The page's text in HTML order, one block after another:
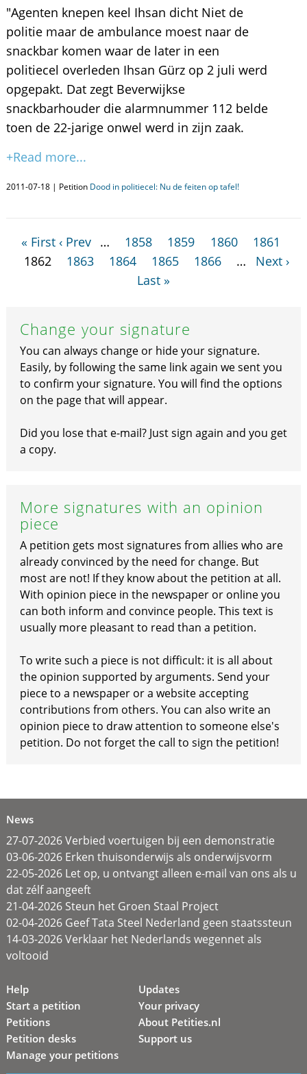
"Agenten knepen keel Ihsan dicht Niet de
politie maar de ambulance moest naar de
snackbar komen waar de later in een
politiecel overleden Ihsan Gürz op 2 juli werd
opgepakt. Dat zegt Beverwijkse
snackbarhouder die alarmnummer 112 belde
toen de 22-jarige onwel werd in zijn zaak.
+Read more...
2011-07-18 | Petition Dood in politiecel: Nu de feiten op tafel!
« First ‹ Prev … 1858 1859 1860
1861
1862
1863 1864 1865 1866 …
Next ›
Last »
Change your signature
You can always change or hide your signature.
Easily, by following the same link again we sent you
to confirm your signature. You will find the options
on the page that will appear.
Did you lose that e-mail? Just sign again and you get
a copy.
More signatures with an opinion
piece
A petition gets most signatures from allies who are
already convinced by the need for change. But
most are not! If they know about the petition at all.
With opinion piece in the newspaper or online you
can both inform and convince people. This text is
usually more pleasant to read than a petition.
To write such a piece is not difficult: it is all about
the opinion supported by arguments. Send your
piece to a newspaper or a website accepting
contributions from others. You can also write an
opinion piece to draw attention to someone else's
petition. Do not forget the call to sign the petition!
News
27-07-2026 Verbied voertuigen bij een demonstratie
03-06-2026 Erken thuisonderwijs als onderwijsvorm
22-05-2026 Let op, u ontvangt alleen e-mail van ons als u
dat zélf aangeeft
21-04-2026 Steun het Groen Staal Project
02-04-2026 Geef Tata Steel Nederland geen staatssteun
14-03-2026 Verklaar het Nederlands wegennet als
voltooid
Help
Start a petition
Petitions
Petition desks
Manage your petitions
Updates
Your privacy
About Petities.nl
Support us